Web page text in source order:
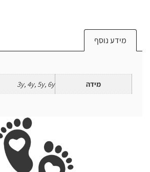
מידע נוסף
מידה 3y, 4y, 5y, 6y